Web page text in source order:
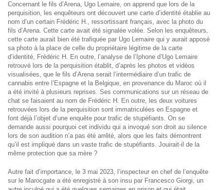
Concernant le fils d’Arena, Ugo Lemaire, on apprend que lors de la
perquisition, les enquêteurs ont découvert une carte d’identité établie au
nom d’un certain Frédéric H., ressortissant français, avec la photo du
fils d’Arena. Cette carte avait été signalée volée. Selon les enquêteurs,
cette carte aurait bien été trafiquée par Ugo Lemaire qui y aurait apposé
sa photo à la place de celle du propriétaire légitime de la carte
d’identité, Frédéric H. En outre, l’analyse de l’Iphone d’Ugo Lemaire
retrouvé lors de la perquisition établit, d’après les photos et vidéos
visualisées, que le fils d’Arena serait l’intermédiaire d’un trafic de
cannabis entre l’Espagne et la Belgique, en provenance du Maroc où il
a été invité à plusieurs reprises. Ses communications sur un réseau de
chat se faisaient au nom de Frédéric H. En outre, les deux voitures
retrouvées lors de la perquisition sont immatriculées en Espagne et
font déjà l’objet d’une enquête pour trafic de stupéfiants. On se
demande aussi pourquoi cet individu qui a invoqué son droit au silence
lors de son audition n’a pas été arrêté, alors que les faits démontrent
qu’il est impliqué dans un vaste trafic de stupéfiants. Jouirait-il de la
même protection que sa mère ?
Autre fait d’importance, le 3 mai 2023, l’inspecteur en chef de l’enquête
sur le Marocgate a été enregistré à son insu par Francesco Giorgi, un